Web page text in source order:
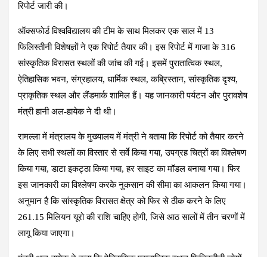
रिपोर्ट जारी की।
ऑक्सफोर्ड विश्वविद्यालय की टीम के साथ मिलकर एक साल में 13
फिलिस्तीनी विशेषज्ञों ने एक रिपोर्ट तैयार की। इस रिपोर्ट में गाजा के 316
सांस्कृतिक विरासत स्थलों की जांच की गई। इसमें पुरातात्विक स्थल,
ऐतिहासिक भवन, संग्रहालय, धार्मिक स्थल, कब्रिस्तान, सांस्कृतिक दृश्य,
प्राकृतिक स्थल और लैंडमार्क शामिल हैं। यह जानकारी पर्यटन और पुरावशेष
मंत्री हानी अल-हायेक ने दी थी।
रामल्ला में मंत्रालय के मुख्यालय में मंत्री ने बताया कि रिपोर्ट को तैयार करने
के लिए सभी स्थलों का विस्तार से सर्वे किया गया, उपग्रह चित्रों का विश्लेषण
किया गया, डाटा इकट्ठा किया गया, हर साइट का मॉडल बनाया गया। फिर
इस जानकारी का विश्लेषण करके नुकसान की सीमा का आकलन किया गया।
अनुमान है कि सांस्कृतिक विरासत क्षेत्र को फिर से ठीक करने के लिए
261.15 मिलियन यूरो की राशि चाहिए होगी, जिसे आठ सालों में तीन चरणों में
लागू किया जाएगा।